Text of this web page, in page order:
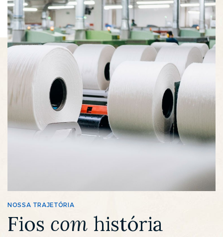
NOSSA TRAJETÓRIA
Fios com história